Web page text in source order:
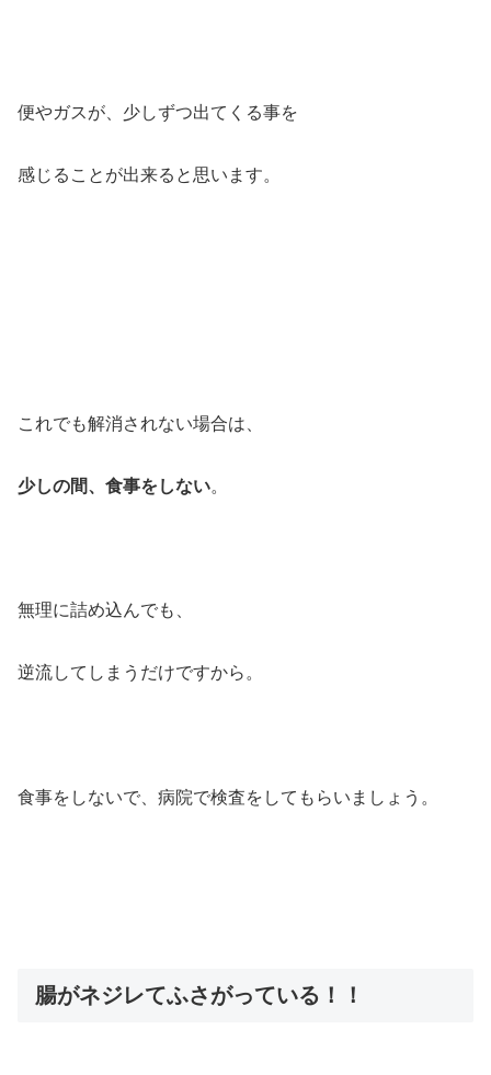
便やガスが、少しずつ出てくる事を
感じることが出来ると思います。
これでも解消されない場合は、
少しの間、食事をしない。
無理に詰め込んでも、
逆流してしまうだけですから。
食事をしないで、病院で検査をしてもらいましょう。
腸がネジレてふさがっている！！